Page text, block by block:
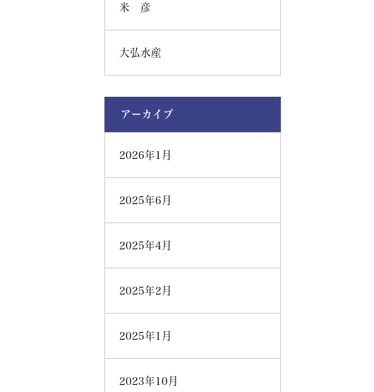
米 彦
大弘水産
アーカイブ
2026年1月
2025年6月
2025年4月
2025年2月
2025年1月
2023年10月